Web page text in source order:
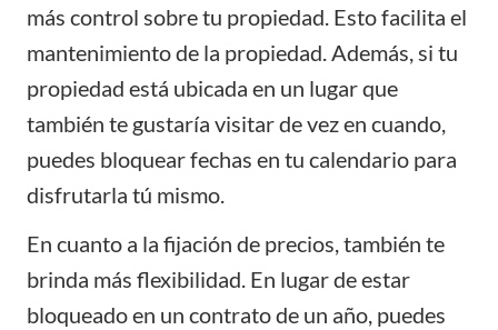
más control sobre tu propiedad. Esto facilita el
mantenimiento de la propiedad. Además, si tu
propiedad está ubicada en un lugar que
también te gustaría visitar de vez en cuando,
puedes bloquear fechas en tu calendario para
disfrutarla tú mismo.
En cuanto a la fijación de precios, también te
brinda más flexibilidad. En lugar de estar
bloqueado en un contrato de un año, puedes